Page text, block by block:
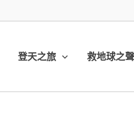
登天之旅 救地球之聲